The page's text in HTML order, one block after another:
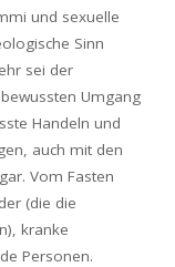
und sexuelle
Sinn
sei der
Umgang
Handeln und
auch mit den
Vom Fasten
(die die
kranke
Personen.